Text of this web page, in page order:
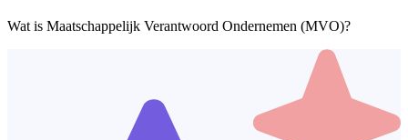
Wat is Maatschappelijk Verantwoord Ondernemen (MVO)?